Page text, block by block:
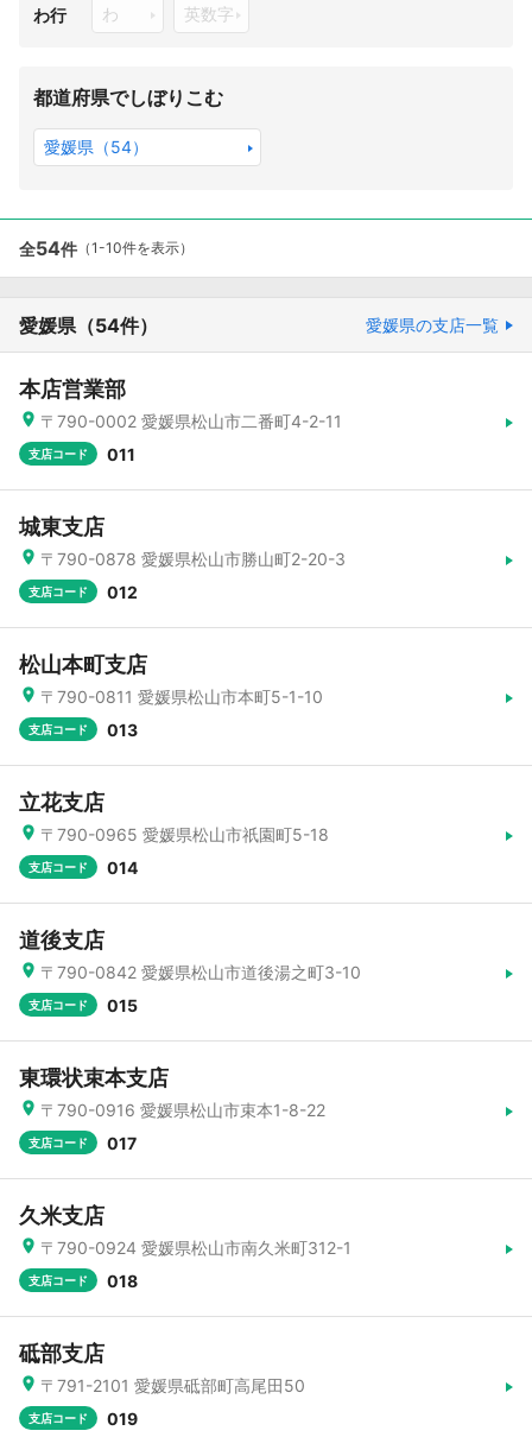
わ行 わ 英数字
都道府県でしぼりこむ
愛媛県（54）
全54件 （1-10件を表示）
愛媛県 （54件） 愛媛県の支店一覧
本店営業部
〒790-0002 愛媛県松山市二番町4-2-11
支店コード 011
城東支店
〒790-0878 愛媛県松山市勝山町2-20-3
支店コード 012
松山本町支店
〒790-0811 愛媛県松山市本町5-1-10
支店コード 013
立花支店
〒790-0965 愛媛県松山市祇園町5-18
支店コード 014
道後支店
〒790-0842 愛媛県松山市道後湯之町3-10
支店コード 015
東環状束本支店
〒790-0916 愛媛県松山市束本1-8-22
支店コード 017
久米支店
〒790-0924 愛媛県松山市南久米町312-1
支店コード 018
砥部支店
〒791-2101 愛媛県砥部町高尾田50
支店コード 019